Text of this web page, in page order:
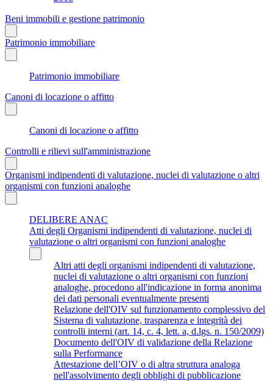
Beni immobili e gestione patrimonio
Patrimonio immobiliare
Patrimonio immobiliare
Canoni di locazione o affitto
Canoni di locazione o affitto
Controlli e rilievi sull'amministrazione
Organismi indipendenti di valutazione, nuclei di valutazione o altri
organismi con funzioni analoghe
DELIBERE ANAC
Atti degli Organismi indipendenti di valutazione, nuclei di
valutazione o altri organismi con funzioni analoghe
Altri atti degli organismi indipendenti di valutazione,
nuclei di valutazione o altri organismi con funzioni
analoghe, procedono all'indicazione in forma anonima
dei dati personali eventualmente presenti
Relazione dell'OIV sul funzionamento complessivo del
Sistema di valutazione, trasparenza e integrità dei
controlli interni (art. 14, c. 4, lett. a, d.lgs. n. 150/2009)
Documento dell'OIV di validazione della Relazione
sulla Performance
Attestazione dell’OIV o di altra struttura analoga
nell'assolvimento degli obblighi di pubblicazione